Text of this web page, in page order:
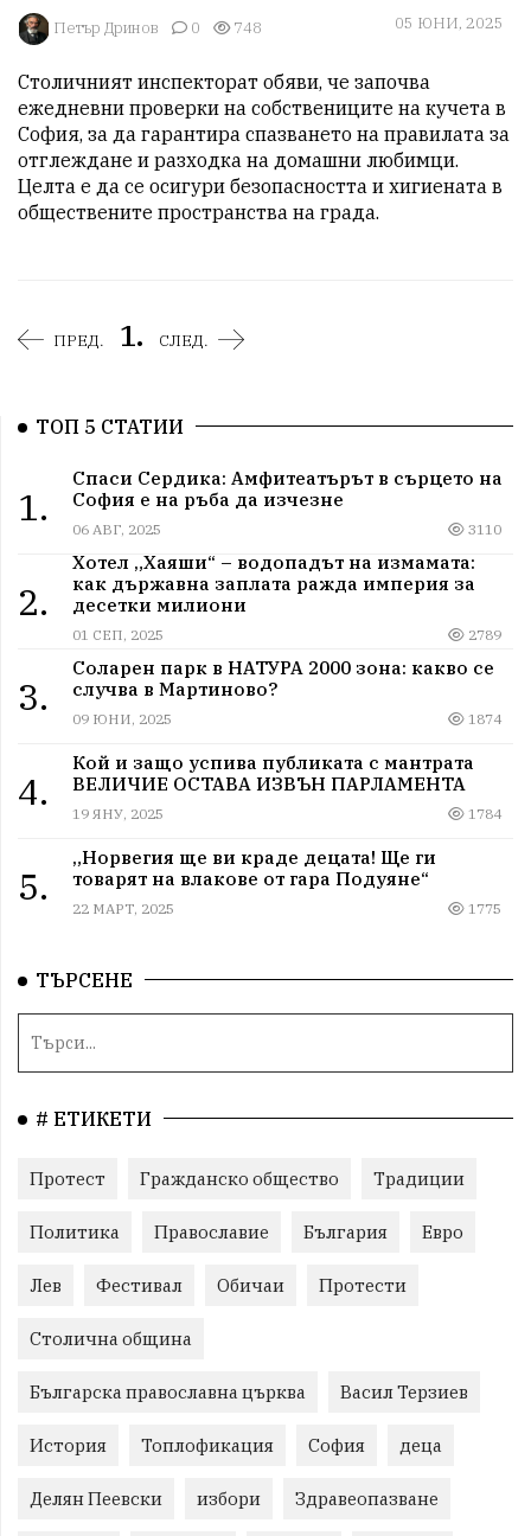
Петър Дринов 0 748 05 ЮНИ, 2025
Столичният инспекторат обяви, че започва
ежедневни проверки на собствениците на кучета в
София, за да гарантира спазването на правилата за
отглеждане и разходка на домашни любимци.
Целта е да се осигури безопасността и хигиената в
обществените пространства на града.
ПРЕД. 1. СЛЕД.
ТОП 5 СТАТИИ
1.
Спаси Сердика: Амфитеатърът в сърцето на
София е на ръба да изчезне
06 АВГ, 2025 3110
2.
Хотел „Хаяши“ – водопадът на измамата:
как държавна заплата ражда империя за
десетки милиони
01 СЕП, 2025 2789
3.
Соларен парк в НАТУРА 2000 зона: какво се
случва в Мартиново?
09 ЮНИ, 2025 1874
4.
Кой и защо успива публиката с мантрата
ВЕЛИЧИЕ ОСТАВА ИЗВЪН ПАРЛАМЕНТА
19 ЯНУ, 2025 1784
5.
„Норвегия ще ви краде децата! Ще ги
товарят на влакове от гара Подуяне“
22 МАРТ, 2025 1775
ТЪРСЕНЕ
# ЕТИКЕТИ
Протест Гражданско общество Традиции
Политика Православие България Евро
Лев Фестивал Обичаи Протести
Столична община
Българска православна църква Васил Терзиев
История Топлофикация София деца
Делян Пеевски избори Здравеопазване